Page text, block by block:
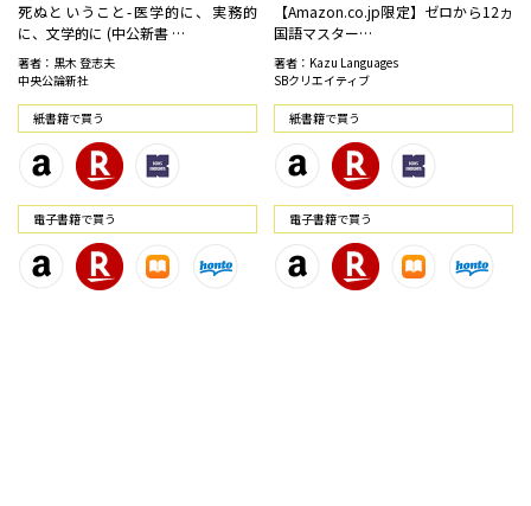
死ぬということ-医学的に、実務的
に、文学的に (中公新書 …
著者：黒木 登志夫
中央公論新社
紙書籍で買う
電⼦書籍で買う
【Amazon.co.jp限定】ゼロから12ヵ
国語マスター…
著者：Kazu Languages
SBクリエイティブ
紙書籍で買う
電⼦書籍で買う